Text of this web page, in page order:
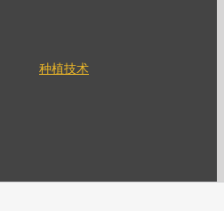
种植技术